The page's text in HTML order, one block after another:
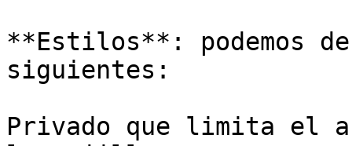
**Estilos**: podemos
siguientes:
Privado que limita el